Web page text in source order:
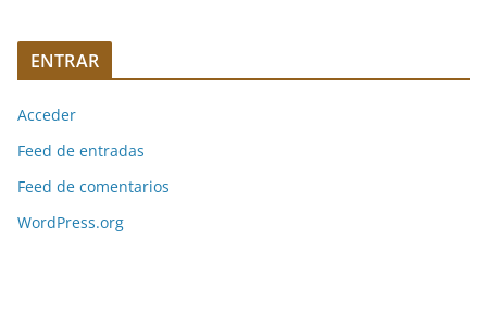
ENTRAR
Acceder
Feed de entradas
Feed de comentarios
WordPress.org